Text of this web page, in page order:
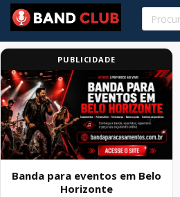
PUBLICIDADE
Banda para eventos em Belo
Horizonte